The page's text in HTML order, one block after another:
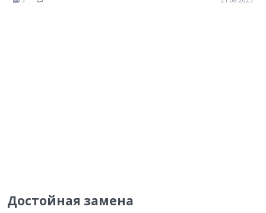
Достойная замена